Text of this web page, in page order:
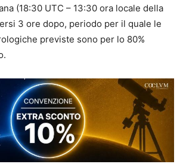
(18:30 UTC – 13:30 ora locale della
3 ore dopo, periodo per il quale le
previste sono per lo 80%